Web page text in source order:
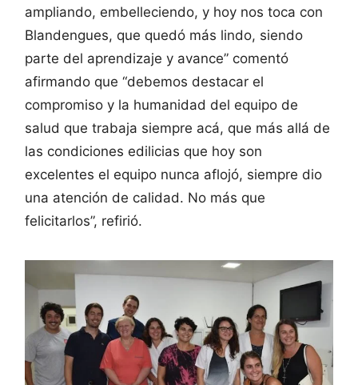
ampliando, embelleciendo, y hoy nos toca con
Blandengues, que quedó más lindo, siendo
parte del aprendizaje y avance” comentó
afirmando que “debemos destacar el
compromiso y la humanidad del equipo de
salud que trabaja siempre acá, que más allá de
las condiciones edilicias que hoy son
excelentes el equipo nunca aflojó, siempre dio
una atención de calidad. No más que
felicitarlos”, refirió.